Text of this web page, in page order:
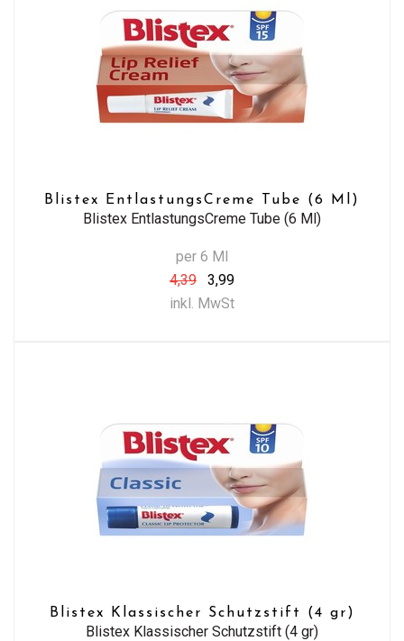
Blistex EntlastungsCreme Tube (6 Ml)
Blistex EntlastungsCreme Tube (6 Ml)
per 6 Ml
4,39
3,99
inkl. MwSt
Blistex Klassischer Schutzstift (4 gr)
Blistex Klassischer Schutzstift (4 gr)